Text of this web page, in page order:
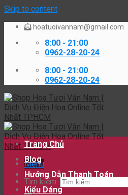
Skip to content
hoatuoivannam@gmail.com
8:00 - 21:00
0962-28-20-24
8:00 - 21:00
0962-28-20-24
Menu
Tìm kiếm:
Trang Chủ
Blog
Hướng Dẫn Thanh Toán
Kiểu Dáng